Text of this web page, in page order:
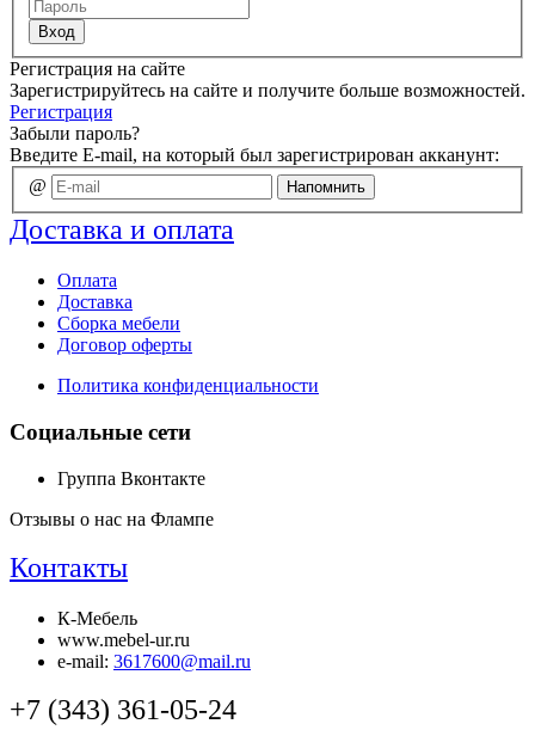
Вход
Регистрация на сайте
Зарегистрируйтесь на сайте и получите больше возможностей.
Регистрация
Забыли пароль?
Введите E-mail, на который был зарегистрирован акканунт:
@
Напомнить
Доставка и оплата
Оплата
Доставка
Сборка мебели
Договор оферты
Политика конфиденциальности
Социальные сети
Группа Вконтакте
Отзывы о нас на Флампе
Контакты
К-Мебель
www.mebel-ur.ru
e-mail: 3617600@mail.ru
+7 (343) 361-05-24